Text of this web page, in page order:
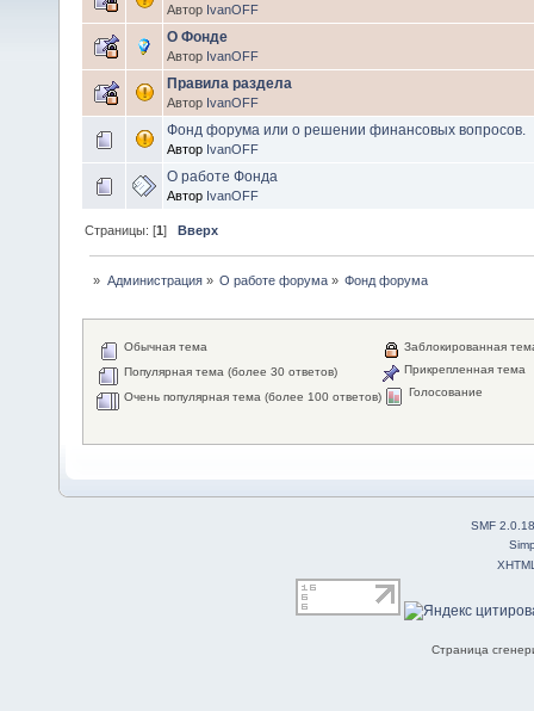
Автор IvanOFF
О Фонде
Автор IvanOFF
Правила раздела
Автор IvanOFF
Фонд форума или о решении финансовых вопросов.
Автор IvanOFF
О работе Фонда
Автор IvanOFF
Страницы: [1]Вверх
» Администрация» О работе форума» Фонд форума
Обычная тема
Популярная тема (более 30 ответов)
Очень популярная тема (более 100 ответов)
Заблокированная
Прикрепленная тема
Голосование
SMF 2.0.18
Страница